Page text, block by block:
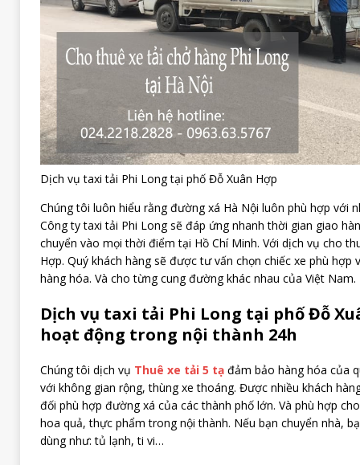
Dịch vụ taxi tải Phi Long tại phố Đỗ Xuân Hợp
Chúng tôi luôn hiểu rằng đường xá Hà Nội luôn phù hợp với
Công ty taxi tải Phi Long sẽ đáp ứng nhanh thời gian giao
chuyển vào mọi thời điểm tại Hồ Chí Minh. Với dịch vụ cho
Hợp. Quý khách hàng sẽ được tư vấn chọn chiếc xe phù hợp
hàng hóa. Và cho từng cung đường khác nhau của Việt Nam.
Dịch vụ taxi tải Phi Long tại phố Đỗ
hoạt động trong nội thành 24h
Chúng tôi dịch vụ Thuê xe tải 5 tạ đảm bảo hàng hóa của
với không gian rộng, thùng xe thoáng. Được nhiều khách
đối phù hợp đường xá của các thành phố lớn. Và phù hợp
hoa quả, thực phẩm trong nội thành. Nếu bạn chuyển nhà,
dùng như: tủ lạnh, ti vi…